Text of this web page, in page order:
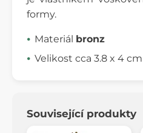
formy.
Materiál
bronz
Velikost cca 3.8 x 4 cm
Související produkty